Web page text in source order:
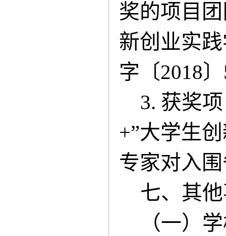
奖的项目
新创业实
字〔2018
3. 获奖
+”大学生
专家对入
七、 其
（一）